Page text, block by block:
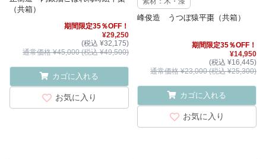
（共箱）
期間限定35％OFF！
¥29,250
(税込 ¥32,175)
通常価格 ¥45,000 (税込 ¥49,500)
カゴに入れる
お気に入り
峰俊造 うつぼ猿平棗（共箱）
期間限定35％OFF！
¥14,950
(税込 ¥16,445)
通常価格 ¥23,000 (税込 ¥25,300)
カゴに入れる
お気に入り